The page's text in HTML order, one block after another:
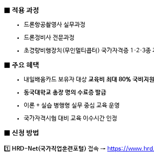
■ 적용 과정
드론항공촬영사 실무과정
드론정비사 전문과정
초경량비행장치(무인멀티콥터) 국가자격증 1·2·3종
■ 주요 혜택
내일배움카드 보유자 대상 교육비 최대 80% 국비지원
동국대학교 총장 명의 수료증 발급
이론 + 실습 병행형 실무 중심 교육 운영
국가자격시험 대비 교육 이수시간 인정
■ 신청 방법
1️⃣ HRD-Net(국가직업훈련포털) 접속 → https://